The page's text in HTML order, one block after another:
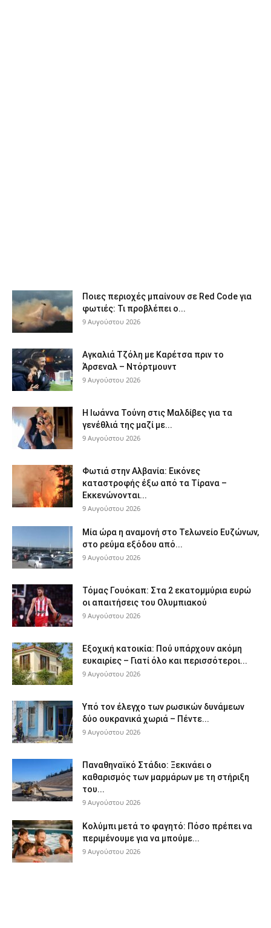
Ποιες περιοχές μπαίνουν σε Red Code για
φωτιές: Τι προβλέπει ο...
9 Αυγούστου 2026
Αγκαλιά Τζόλη με Καρέτσα πριν το
Άρσεναλ – Ντόρτμουντ
9 Αυγούστου 2026
Η Ιωάννα Τούνη στις Μαλδίβες για τα
γενέθλιά της μαζί με...
9 Αυγούστου 2026
Φωτιά στην Αλβανία: Εικόνες
καταστροφής έξω από τα Τίρανα –
Εκκενώνονται...
9 Αυγούστου 2026
Μία ώρα η αναμονή στο Τελωνείο Ευζώνων,
στο ρεύμα εξόδου από...
9 Αυγούστου 2026
Τόμας Γουόκαπ: Στα 2 εκατομμύρια ευρώ
οι απαιτήσεις του Ολυμπιακού
9 Αυγούστου 2026
Εξοχική κατοικία: Πού υπάρχουν ακόμη
ευκαιρίες – Γιατί όλο και περισσότεροι...
9 Αυγούστου 2026
Υπό τον έλεγχο των ρωσικών δυνάμεων
δύο ουκρανικά χωριά – Πέντε...
9 Αυγούστου 2026
Παναθηναϊκό Στάδιο: Ξεκινάει ο
καθαρισμός των μαρμάρων με τη στήριξη
του...
9 Αυγούστου 2026
Κολύμπι μετά το φαγητό: Πόσο πρέπει να
περιμένουμε για να μπούμε...
9 Αυγούστου 2026